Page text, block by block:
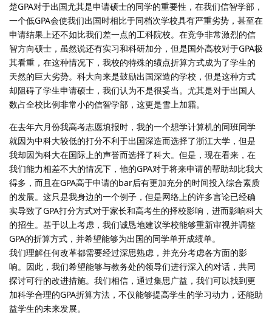
楚GPA对于出国尤其是申请硕士的同学的重要性，在我们信智学部，
一个低GPA会使我们出国时相比于同档次学校具有严重劣势，甚至在
申请结果上还不如比我们差一点的工科院校。在竞争非常激烈的信
智方向硕士，虽然说还有实习和科研加分，但是国外高校对于GPA极
其看重，在这种情况下，我校的特殊的绩点折算方式成为了学生的
天然的巨大劣势。科大向来是鼓励出国深造的学校，但是这种方式
却阻碍了学生申请硕士，我们认为不是很妥当。尤其是对于出国人
数占全校比例非常小的信智学部，这更是雪上加霜。
在去年六月份我高考志愿填报时，我的一个想学计算机的同班同学
就因为中科大较低的打分不利于出国深造而选择了浙江大学，但是
我却因为科大在国际上的声誉而选择了科大。但是，现在看来，在
我们能力相差不大的情况下，他的GPA对于将来申请的帮助却比我大
得多，而且在GPA高于申请的bar后有更加充分的时间投入综合素质
的发展。这只是我身边的一个例子，但是网络上的许多言论已经确
实导致了GPA打分方式对于家长和高考生的择校影响，进而影响科大
的招生。基于以上考虑，我们诚恳地建议学校能够重新审视并调整
GPA的折算方式，并希望能够为出国的同学单开成绩单。
我们理解任何改革都需要经过深思熟虑，并充分考虑各方面的影
响。因此，我们希望能够与教务处的领导们进行深入的对话，共同
探讨可行的改进措施。我们相信，通过集思广益，我们可以找到更
加科学合理的GPA折算方法，不仅能够提高学生的学习动力，还能助
益学生的未来发展。